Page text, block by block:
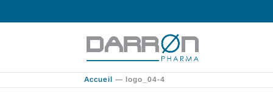
Accueil — logo_04-4